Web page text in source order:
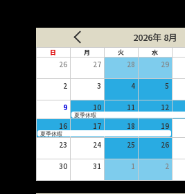
2026年 8月
日 月 火 水
26 27 28 29
2 3 4 5
9 10 11 12
夏季休暇
16 17 18 19
夏季休暇
23 24 25 26
30 31 1 2